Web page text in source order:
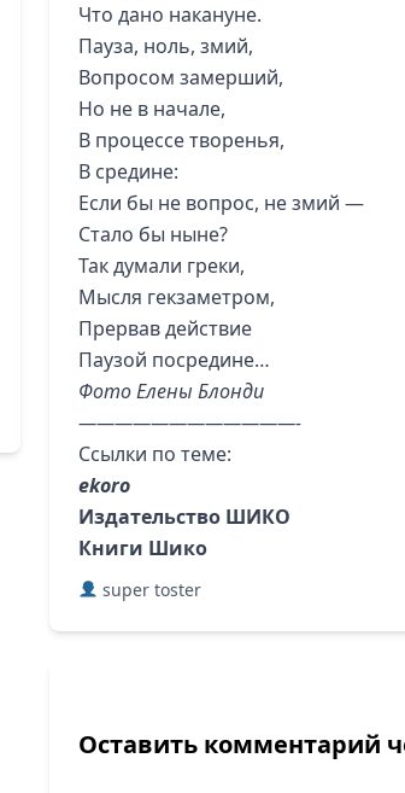
Что дано накануне.
Пауза, ноль, змий,
Вопросом замерший,
Но не в начале,
В процессе творенья,
В средине:
Если бы не вопрос, не змий —
Стало бы ныне?
Так думали греки,
Мысля гекзаметром,
Прервав действие
Паузой посредине…
Фото Елены Блонди
————————————-
Ссылки по теме:
ekoro
Издательство ШИКО
Книги Шико
super toster
Оставить комментарий